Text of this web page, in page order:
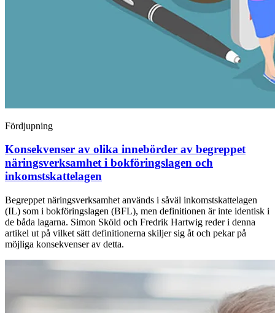
Fördjupning
Konsekvenser av olika innebörder av begreppet
näringsverksamhet i bokföringslagen och
inkomstskattelagen
Begreppet näringsverksamhet används i såväl inkomstskattelagen
(IL) som i bokföringslagen (BFL), men definitionen är inte identisk i
de båda lagarna. Simon Sköld och Fredrik Hartwig reder i denna
artikel ut på vilket sätt definitionerna skiljer sig åt och pekar på
möjliga konsekvenser av detta.